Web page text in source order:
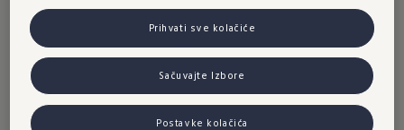
ćete uvijek biti dobro informisani - a da ne
morate micati pogled s ceste.
Prihvati sve kolačiće
Sačuvajte Izbore
Postavke kolačića